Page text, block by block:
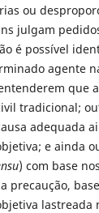
ou
julgam
é possível
agente
que
tradicional;
adequada
e ainda
) com base
precaução,
lastreada